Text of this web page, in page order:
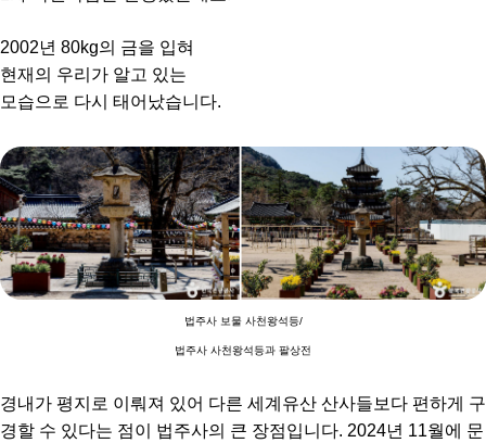
2002년 80kg의 금을 입혀
현재의 우리가 알고 있는
모습으로 다시 태어났습니다.
법주사 보물 사천왕석등/
법주사 사천왕석등과 팔상전
경내가 평지로 이뤄져 있어 다른 세계유산 산사들보다 편하게 구
경할 수 있다는 점이 법주사의 큰 장점입니다. 2024년 11월에 문